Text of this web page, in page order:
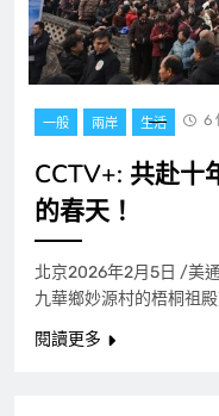
一般 兩岸 生活 6
CCTV+: 共赴十
的春天！
北京2026年2月5日 /美
九華鄉妙源村的梧桐祖
閱讀更多